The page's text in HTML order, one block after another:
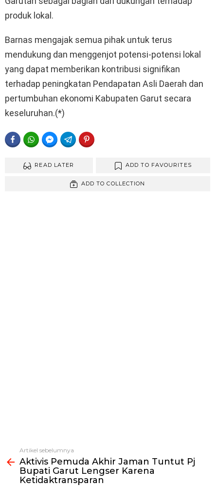
produk lokal.
Barnas mengajak semua pihak untuk terus
mendukung dan menggenjot potensi-potensi lokal
yang dapat memberikan kontribusi signifikan
terhadap peningkatan Pendapatan Asli Daerah dan
pertumbuhan ekonomi Kabupaten Garut secara
keseluruhan.(*)
FACEBOOKWHATSAPPFACEBOOK MESSENGER
TELEGRAM
READ LATER ADD TO FAVOURITES
ADD TO COLLECTION
Lihat
selengkapnya
Artikel sebelumnya
Aktivis Pemuda Akhir Jaman Tuntut Pj
Bupati Garut Lengser Karena
Ketidaktransparan